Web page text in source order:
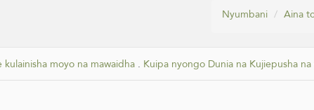
Nyumbani Aina
moyo na mawaidha. Kuipa nyongo Dunia na Kujiepusha